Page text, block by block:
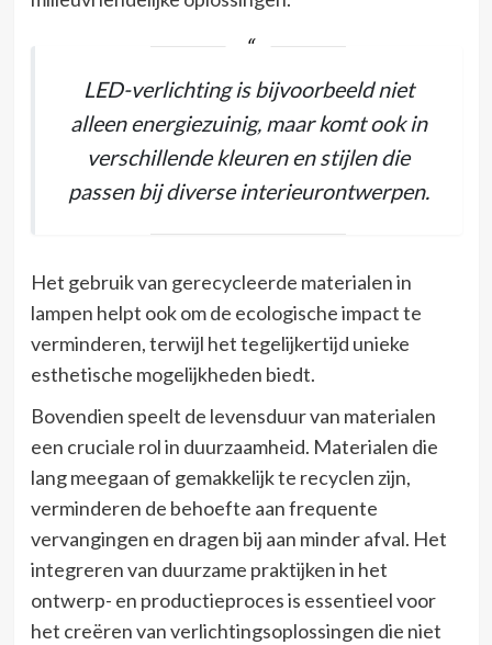
LED-verlichting is bijvoorbeeld niet
alleen energiezuinig, maar komt ook in
verschillende kleuren en stijlen die
passen bij diverse interieurontwerpen.
Het gebruik van gerecycleerde materialen in
lampen helpt ook om de ecologische impact te
verminderen, terwijl het tegelijkertijd unieke
esthetische mogelijkheden biedt.
Bovendien speelt de levensduur van materialen
een cruciale rol in duurzaamheid. Materialen die
lang meegaan of gemakkelijk te recyclen zijn,
verminderen de behoefte aan frequente
vervangingen en dragen bij aan minder afval. Het
integreren van duurzame praktijken in het
ontwerp- en productieproces is essentieel voor
het creëren van verlichtingsoplossingen die niet